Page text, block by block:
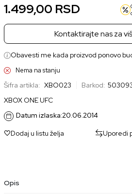
1.499,00 RSD
Kontaktirajte nas za
Obavesti me kada proizvod ponovo
Nema na stanju
Šifra artikla: XBO023 Barkod:
XBOX ONE UFC
Datum izlaska:20.06.2014
Dodaj u listu želja Uporedi
Opis